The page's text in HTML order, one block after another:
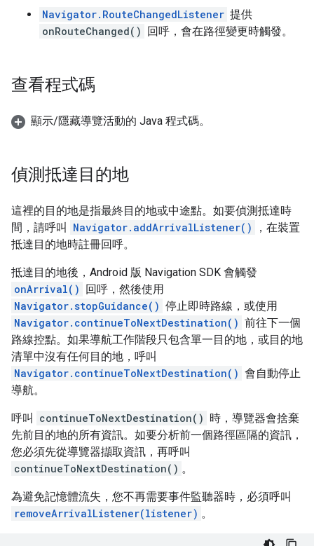
Navigator.RouteChangedListener 提供
onRouteChanged() 回呼，會在路徑變更時觸發。
查看程式碼
顯示/隱藏導覽活動的 Java 程式碼。
偵測抵達目的地
這裡的目的地是指最終目的地或中途點。如要偵測抵達時
間，請呼叫
Navigator.addArrivalListener()
，在裝置
抵達目的地時註冊回呼。
抵達目的地後，Android 版 Navigation SDK 會觸發
onArrival() 回呼，然後使用
Navigator.stopGuidance() 停止即時路線，或使用
Navigator.continueToNextDestination() 前往下一個
路線控點。如果導航工作階段只包含單一目的地，或目的地
清單中沒有任何目的地，呼叫
Navigator.continueToNextDestination() 會自動停止
導航。
呼叫 continueToNextDestination() 時，導覽器會捨棄
先前目的地的所有資訊。如要分析前一個路徑區隔的資訊，
您必須先從導覽器擷取資訊，再呼叫
continueToNextDestination() 。
為避免記憶體流失，您不再需要事件監聽器時，必須呼叫
removeArrivalListener(listener) 。